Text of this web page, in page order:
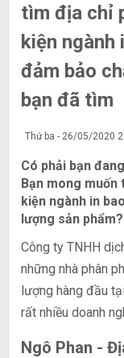
tìm địa chỉ
kiện ngành
đảm bảo
bạn đã tìm
Thứ ba - 26/05/2020
​​​​​​​Có phải bạn
Bạn mong muốn
kiện ngành in
lượng sản phẩm?
Công ty TNHH
những nhà phân
lượng hàng đầu
rất nhiều doanh
Ngô Phan -